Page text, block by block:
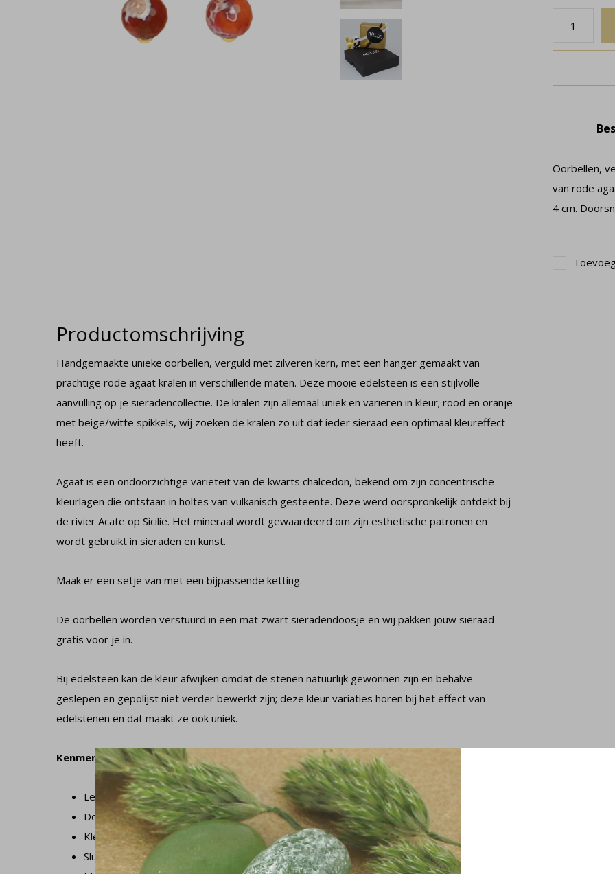
Oorbellen,
van rode
4 cm.
Productomschrijving
Handgemaakte unieke oorbellen, verguld met zilveren kern, met een hanger gemaakt van
prachtige rode agaat kralen in verschillende maten. Deze mooie edelsteen is een stijlvolle
aanvulling op je sieradencollectie. De kralen zijn allemaal uniek en variëren in kleur; rood en oranje
met beige/witte spikkels, wij zoeken de kralen zo uit dat ieder sieraad een optimaal kleureffect
heeft.
Agaat is een ondoorzichtige variëteit van de kwarts chalcedon, bekend om zijn concentrische
kleurlagen die ontstaan in holtes van vulkanisch gesteente. Deze werd oorspronkelijk ontdekt bij
de rivier Acate op Sicilië. Het mineraal wordt gewaardeerd om zijn esthetische patronen en
wordt gebruikt in sieraden en kunst.
Maak er een setje van met een bijpassende ketting.
De oorbellen worden verstuurd in een mat zwart sieradendoosje en wij pakken jouw sieraad
gratis voor je in.
Bij edelsteen kan de kleur afwijken omdat de stenen natuurlijk gewonnen zijn en behalve
geslepen en gepolijst niet verder bewerkt zijn; deze kleur variaties horen bij het effect van
edelstenen en dat maakt ze ook uniek.
Kenmerken
Lengte oorbel: 4 cm
Doorsnede stenen: 6 en 8 mm
Kleur steen: rood, bruin, oranje, beige
Sluiting oorbel: klapbeugel